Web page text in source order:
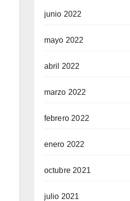
junio 2022
mayo 2022
abril 2022
marzo 2022
febrero 2022
enero 2022
octubre 2021
julio 2021